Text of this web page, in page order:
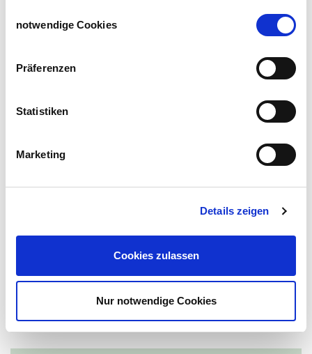
gesammelt haben.
notwendige Cookies
Präferenzen
Statistiken
Marketing
Details zeigen
Cookies zulassen
Nur notwendige Cookies
Fragen
Beratung
Sicher Einkaufen durch SSL-Verschlüsselung